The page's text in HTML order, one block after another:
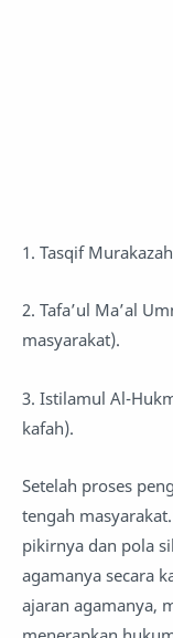
1. Tasqif
2. Tafa’ul Ma’al
masyarakat).
3. Istilamul Al-
kafah).
Setelah proses
tengah
pikirnya dan pola
agamanya secara
ajaran agamanya,